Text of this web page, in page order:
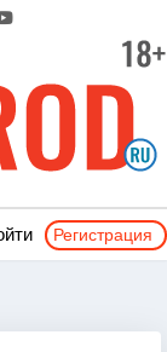
Регистрация